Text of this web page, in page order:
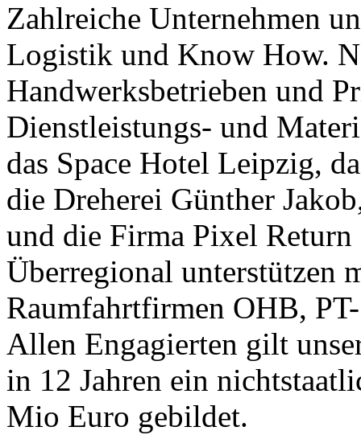
Zahlreiche Unternehmen
Logistik und Know How.
Handwerksbetrieben und
Dienstleistungs- und
das Space Hotel Leipzig,
die Dreherei Günther
und die Firma Pixel Return
Überregional unterstützen
Raumfahrtfirmen OHB,
Allen Engagierten gilt
in 12 Jahren ein
Mio Euro gebildet.